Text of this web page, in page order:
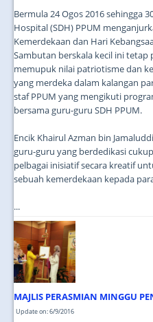
Bermula 24 Ogos 2016 sehingga
Hospital (SDH) PPUM
Kemerdekaan dan Hari
Sambutan berskala kecil ini
memupuk nilai patriotisme dan
yang merdeka dalam kalangan
staf PPUM yang mengikuti
bersama guru-guru SDH PPUM.
Encik Khairul Azman bin
guru-guru yang berdedikasi
pelbagai inisiatif secara kreatif
sebuah kemerdekaan kepada
...
MAJLIS PERASMIAN MINGGU
Update on: 6/9/2016